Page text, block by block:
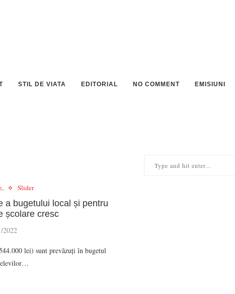
STIL DE VIATA EDITORIAL NO COMMENT EMISIUNI
Slider
a bugetului local și pentru
școlare cresc
2022
lei) sunt prevăzuți în bugetul
elevilor…